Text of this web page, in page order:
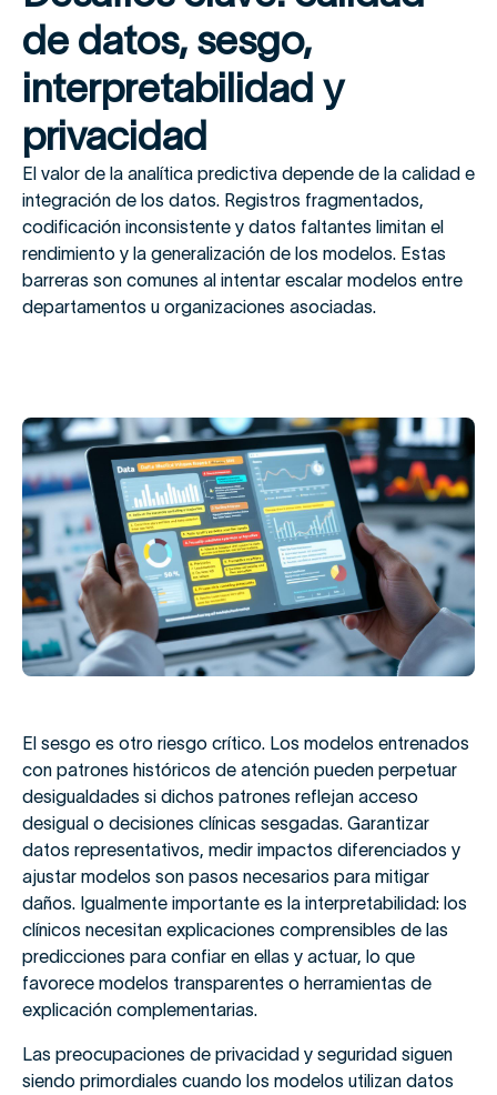
de datos, sesgo,
interpretabilidad y
privacidad
El valor de la analítica predictiva depende de la calidad e
integración de los datos. Registros fragmentados,
codificación inconsistente y datos faltantes limitan el
rendimiento y la generalización de los modelos. Estas
barreras son comunes al intentar escalar modelos entre
departamentos u organizaciones asociadas.
El sesgo es otro riesgo crítico. Los modelos entrenados
con patrones históricos de atención pueden perpetuar
desigualdades si dichos patrones reflejan acceso
desigual o decisiones clínicas sesgadas. Garantizar
datos representativos, medir impactos diferenciados y
ajustar modelos son pasos necesarios para mitigar
daños. Igualmente importante es la interpretabilidad: los
clínicos necesitan explicaciones comprensibles de las
predicciones para confiar en ellas y actuar, lo que
favorece modelos transparentes o herramientas de
explicación complementarias.
Las preocupaciones de privacidad y seguridad siguen
siendo primordiales cuando los modelos utilizan datos